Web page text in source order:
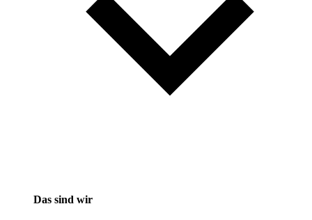
Das sind wir